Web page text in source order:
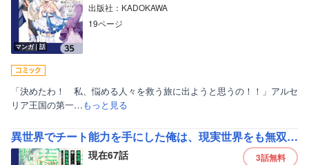
マンガ｜話
出版社：KADOKAWA
19ページ
「決めたわ！ 私、悩める人々を救う旅に出ようと思うの！！」アルセ
リア王国の第一…もっと見る
異世界でチート能力を手にした俺は、現実世界をも無双する【分冊版】
現在67話 3話無料